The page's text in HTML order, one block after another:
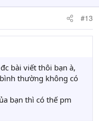
#13
bài viết thôi bạn à,
thường không có
bạn thì có thế pm